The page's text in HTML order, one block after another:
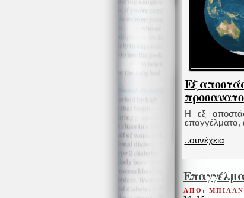
Εξ
Η εξ
επαγγέλματα,
..συνέχεια
ΑΠΟ: